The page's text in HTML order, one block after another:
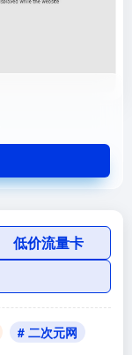
低价流量卡
# 二次元网